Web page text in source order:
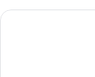
No se permite
Clayton Hotel,